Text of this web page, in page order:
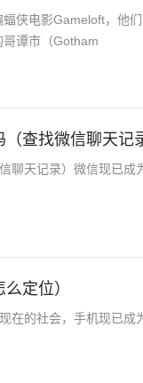
蝠侠电影Gameloft，他
哥谭市（Gotham
查找微信聊天记
聊天记录）微信现已
定位）
在的社会，手机现已